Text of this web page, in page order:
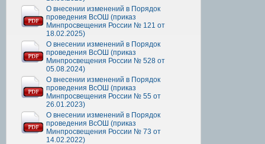
О внесении изменений в Порядок
проведения ВсОШ (приказ
Минпросвещения России № 121 от
18.02.2025)
О внесении изменений в Порядок
проведения ВсОШ (приказ
Минпросвещения России № 528 от
05.08.2024)
О внесении изменений в Порядок
проведения ВсОШ (приказ
Минпросвещения России № 55 от
26.01.2023)
О внесении изменений в Порядок
проведения ВсОШ (приказ
Минпросвещения России № 73 от
14.02.2022)